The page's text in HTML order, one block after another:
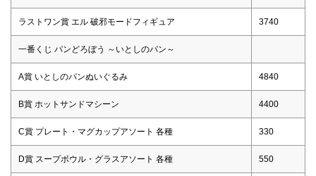
ラストワン賞 エル 破邪モードフィギュア 3740
一番くじ パンどろぼう ～いとしのパン～
A賞 いとしのパンぬいぐるみ 4840
B賞 ホットサンドマシーン 4400
C賞 プレート・マグカップアソート 各種 330
D賞 スープボウル・グラスアソート 各種 550